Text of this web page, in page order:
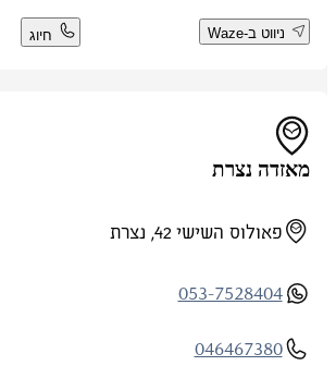
ניווט ב-Waze חיוג
מאזדה נצרת
פאולוס השישי 42, נצרת
053-7528404
046467380